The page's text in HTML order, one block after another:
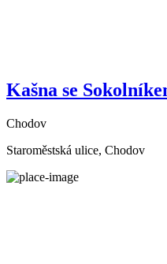
Kašna se
Chodov
Staroměstská ulice, Chodov